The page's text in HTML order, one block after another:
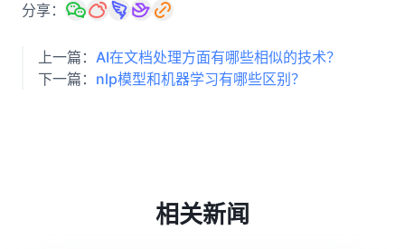
分享：
上一篇： AI在文档处理方面有哪些相似的技术？
下一篇： nlp模型和机器学习有哪些区别？
相关新闻